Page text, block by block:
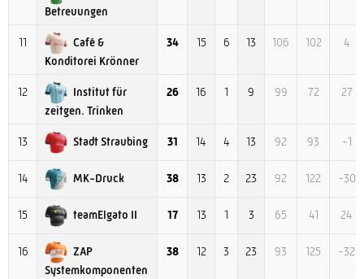
Betreuungen
11
Café &
Konditorei Krönner
34 15 6 13 106 102 4
12
Institut für
zeitgen. Trinken
26 16 1 9 99 72 27
13 Stadt Straubing 31 14 4 13 92 93 -1
14 MK-Druck 38 13 2 23 92 122 -30
15 teamElgato II 17 13 1 3 65 41 24
16
ZAP
Systemkomponenten
38 12 3 23 93 125 -32